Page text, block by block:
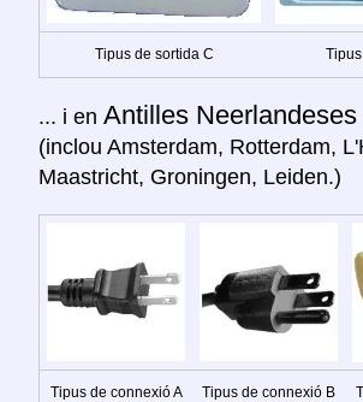
Tipus de sortida C
... i en Antilles Neerlandeses
(inclou Amsterdam, Rotterdam,
Maastricht, Groningen, Leiden.)
Tipus de connexió A Tipus de connexió B